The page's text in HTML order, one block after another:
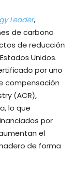
Leader,
de carbono
de reducción
Unidos.
por uno
compensación
(ACR),
lo que
por
el
de forma